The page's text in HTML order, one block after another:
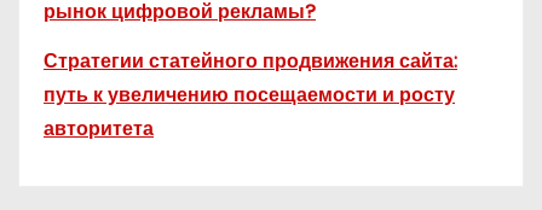
рынок цифровой рекламы?
Стратегии статейного продвижения сайта:
путь к увеличению посещаемости и росту
авторитета